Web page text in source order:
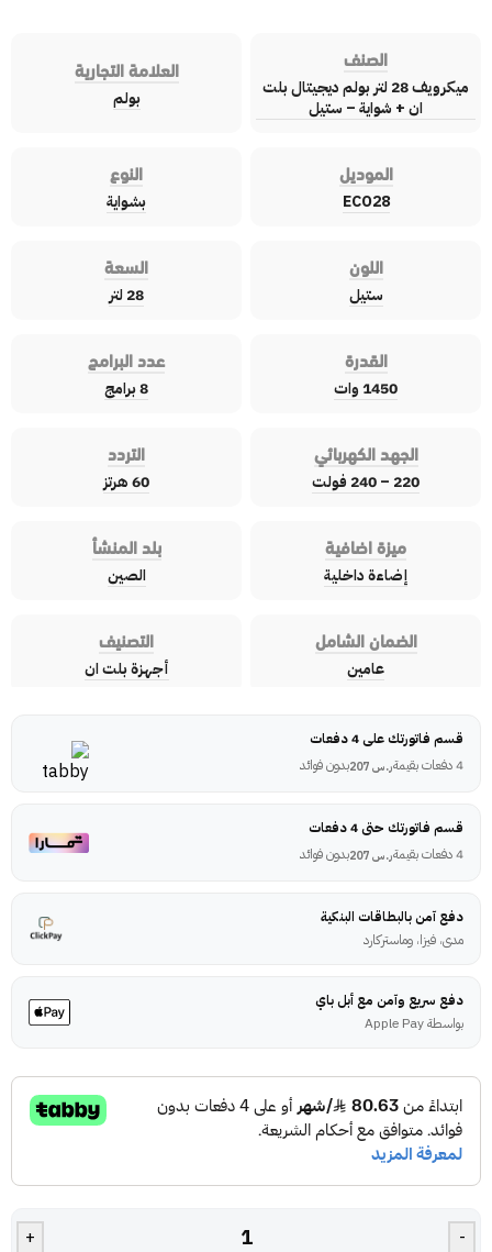
الصنف
ميكرويف 28 لتر بولم ديجيتال بلت
ان + شواية – ستيل
العلامة التجارية
بولم
الموديل
ECO28
النوع
بشواية
اللون
ستيل
السعة
28 لتر
القدرة
1450 وات
عدد البرامج
8 برامج
الجهد الكهربائي
220 – 240 فولت
التردد
60 هرتز
ميزة اضافية
إضاءة داخلية
بلد المنشأ
الصين
الضمان الشامل
عامين
التصنيف
أجهزة بلت ان
قسم فاتورتك على 4 دفعات
4 دفعات بقيمة
ر.س بدون فوائد
قسم فاتورتك حتى 4 دفعات
4 دفعات بقيمة
ر.س بدون فوائد
دفع آمن بالبطاقات البنكية
مدى، فيزا، وماستركارد
دفع سريع وآمن مع أبل باي
بواسطة Apple Pay
-
+